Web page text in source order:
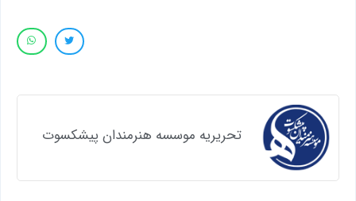
تحریریه موسسه هنرمندان پیشکسوت